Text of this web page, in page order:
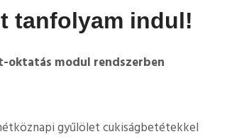
tanfolyam indul!
oktatás modul rendszerben
gyűlölet cukiságbetétekkel